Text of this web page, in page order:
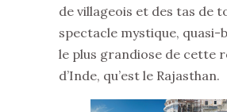
de villageois et des tas de
spectacle mystique, quasi-
le plus grandiose de cette
d’Inde, qu’est le Rajasthan.